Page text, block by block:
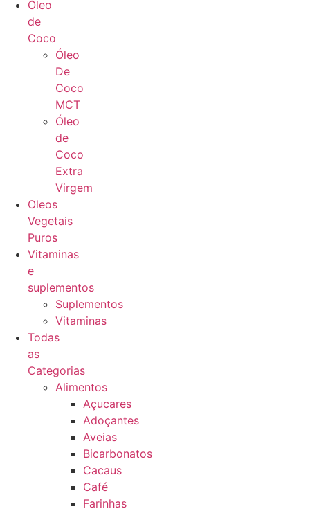
Óleo
de
Coco
Óleo
De
Coco
MCT
Óleo
de
Coco
Extra
Virgem
Oleos
Vegetais
Puros
Vitaminas
e
suplementos
Suplementos
Vitaminas
Todas
as
Categorias
Alimentos
Açucares
Adoçantes
Aveias
Bicarbonatos
Cacaus
Café
Farinhas